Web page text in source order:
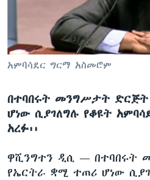
ቋንቋዎች
አምባሳደር ግርማ አስመሮም
በተባበሩት መንግሥታት
ሆነው ሲያገለግሉ የቆዩት
አረፉ፡፡
ዋሺንግተን ዲሲ — በተባበሩት
የኤርትራ ቋሚ ተጠሪ ሆነው